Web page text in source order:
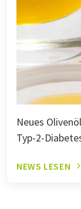
Neues
Typ-2-
NEWS LESEN